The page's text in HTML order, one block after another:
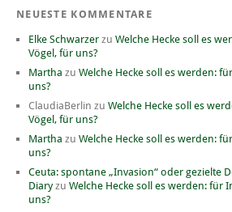
NEUESTE KOMMENTARE
Elke Schwarzer zu Welche Hecke soll es
Vögel, für uns?
Martha zu Welche Hecke soll es werden:
uns?
ClaudiaBerlin zu Welche Hecke soll es
Vögel, für uns?
Martha zu Welche Hecke soll es werden:
uns?
Ceuta: spontane „Invasion“ oder gezielte
Diaryzu Welche Hecke soll es werden: für
uns?